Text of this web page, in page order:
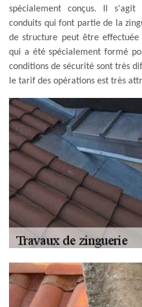
spécialement conçus. Il
conduits qui font partie de la
de structure peut être
qui a été spécialement formé
conditions de sécurité sont très
le tarif des opérations est très